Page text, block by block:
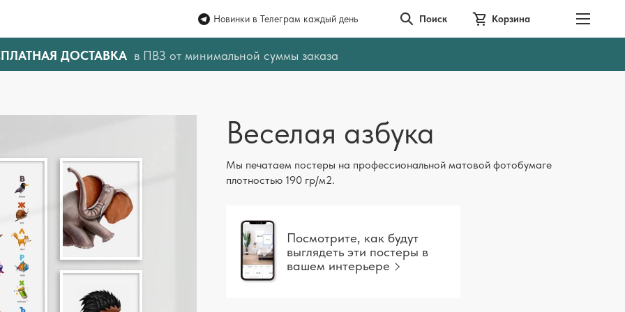
Новинки в Телеграм каждый день Поиск Корзина
ДОСТАВКА в ПВЗ от минимальной суммы заказа
Веселая азбука
Мы печатаем постеры на профессиональной матовой фотобумаге
плотностью 190 гр/м2.
Посмотрите, как будут
выглядеть эти постеры в
вашем интерьере